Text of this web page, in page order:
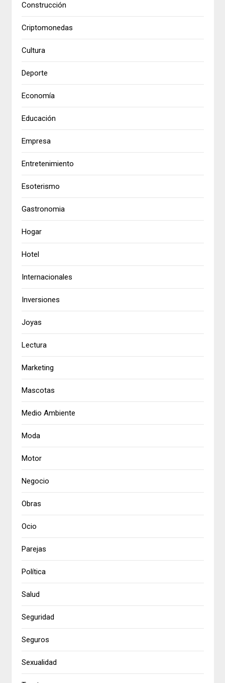
Construcción
Criptomonedas
Cultura
Deporte
Economía
Educación
Empresa
Entretenimiento
Esoterismo
Gastronomia
Hogar
Hotel
Internacionales
Inversiones
Joyas
Lectura
Marketing
Mascotas
Medio Ambiente
Moda
Motor
Negocio
Obras
Ocio
Parejas
Política
Salud
Seguridad
Seguros
Sexualidad